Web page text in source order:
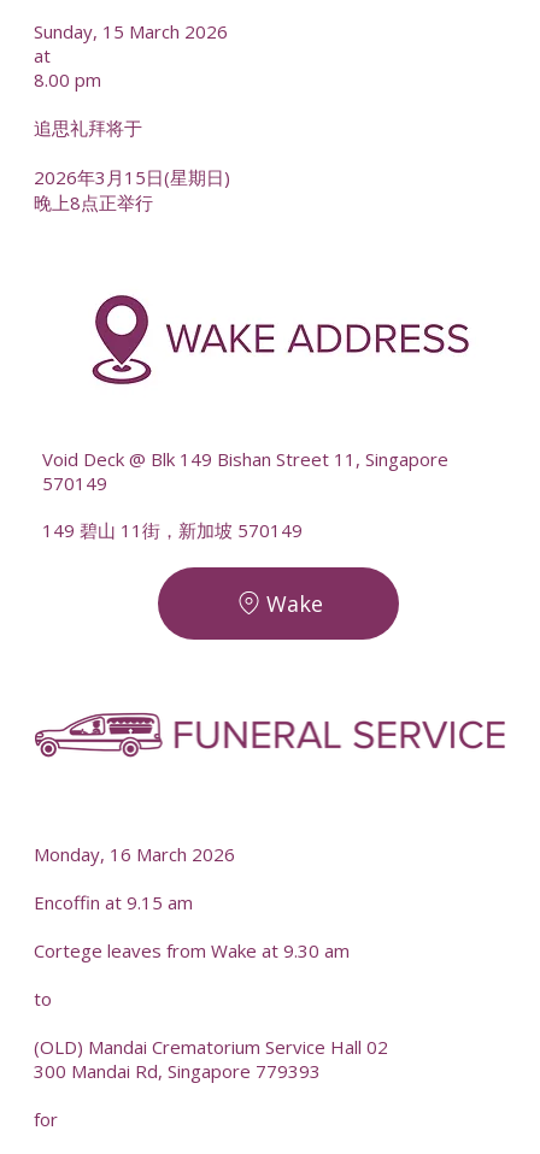
Sunday, 15 March 2026
at
8.00 pm
追思礼拜将于
2026年3月15日(星期日)
晚上8点正举行
Void Deck @ Blk 149 Bishan Street 11, Singapore
570149
149 碧山 11街，新加坡 570149
Wake
Monday, 16 March 2026
Encoffin at 9.15 am
Cortege leaves from Wake at 9.30 am
to
(OLD) Mandai Crematorium Service Hall 02
300 Mandai Rd, Singapore 779393
for